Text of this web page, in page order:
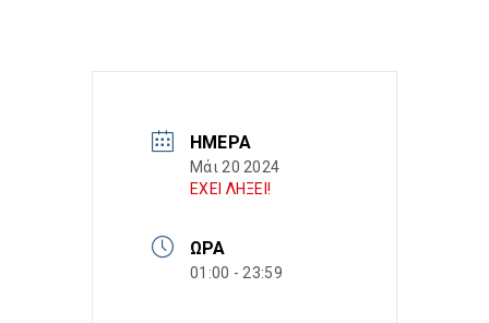
ΗΜΈΡΑ
Μάι 20 2024
ΕΧΕΙ ΛΗΞΕΙ!
ΏΡΑ
01:00 - 23:59